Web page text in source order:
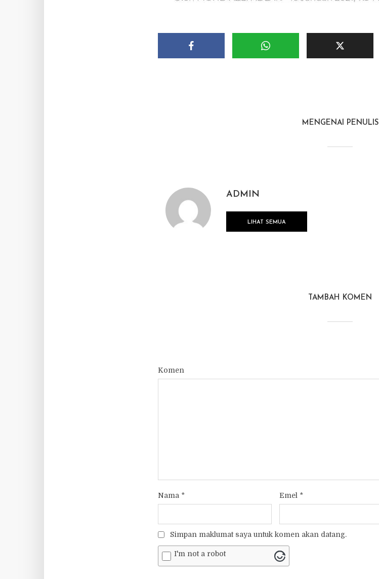
MENGENAI PENULIS
ADMIN
LIHAT SEMUA
TAMBAH KOMEN
Komen
Nama * Emel *
Simpan maklumat saya untuk komen akan datang.
I'm not a robot